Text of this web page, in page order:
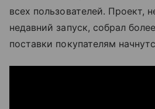
всех пользователей. Проект,
недавний запуск, собрал
поставки покупателям